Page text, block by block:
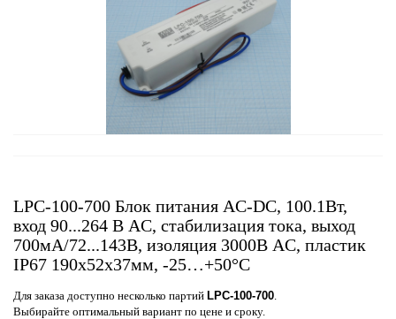
LPC-100-700 Блок питания AC-DC, 100.1Вт,
вход 90...264 В AC, стабилизация тока, выход
700мА/72...143В, изоляция 3000В AC, пластик
IP67 190х52х37мм, -25…+50°С
Для заказа доступно несколько партий LPC-100-700
Выбирайте оптимальный вариант по цене и сроку.